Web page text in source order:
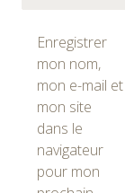
Enregistrer
mon nom,
mon e-mail et
mon site
dans le
navigateur
pour mon